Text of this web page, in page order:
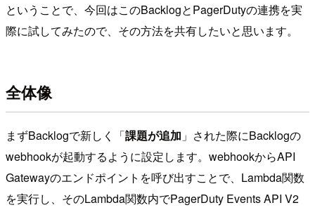
ということで、今回はこのBacklogとPagerDutyの連携を実
際に試してみたので、その方法を共有したいと思います。
全体像
まずBacklogで新しく「課題が追加 」された際にBacklogの
webhookが起動するように設定します。webhookからAPI
Gatewayのエンドポイントを呼び出すことで、Lambda関数
を実行し、そのLambda関数内でPagerDuty Events API V2